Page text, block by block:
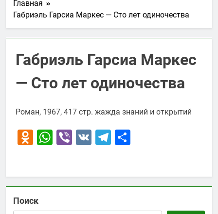
Главная
Габриэль Гарсиа Маркес — Сто лет одиночества
Габриэль Гарсиа Маркес
— Сто лет одиночества
Роман, 1967, 417 стр. жажда знаний и открытий
Odnoklassniki
WhatsApp
Viber
VK Telegram
Поиск